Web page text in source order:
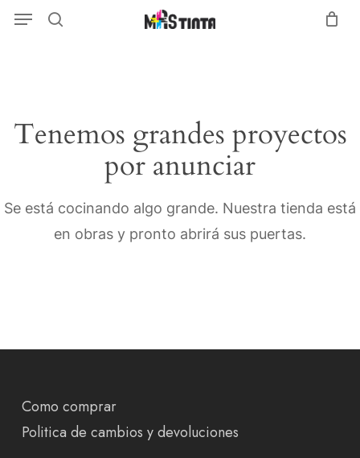
SkipMenu
Tenemos grandes proyectos
por anunciar
Se está cocinando algo grande. Nuestra tienda está
en obras y pronto abrirá sus puertas.
Como comprar
Politica de cambios y devoluciones
Menu